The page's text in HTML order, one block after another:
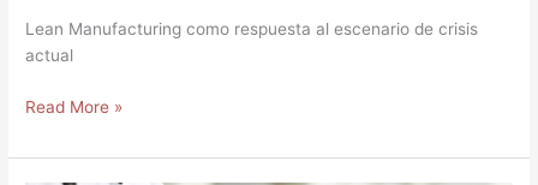
Lean Manufacturing como respuesta al escenario de crisis
actual
Read More »